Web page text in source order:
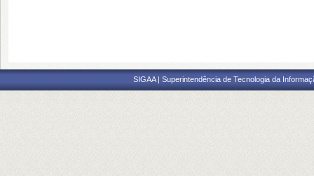
SIGAA | Superintendência de Tecnologia da